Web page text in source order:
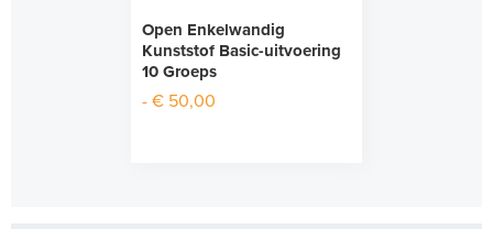
Open Enkelwandig
Kunststof Basic-uitvoering
10 Groeps
- € 50,00